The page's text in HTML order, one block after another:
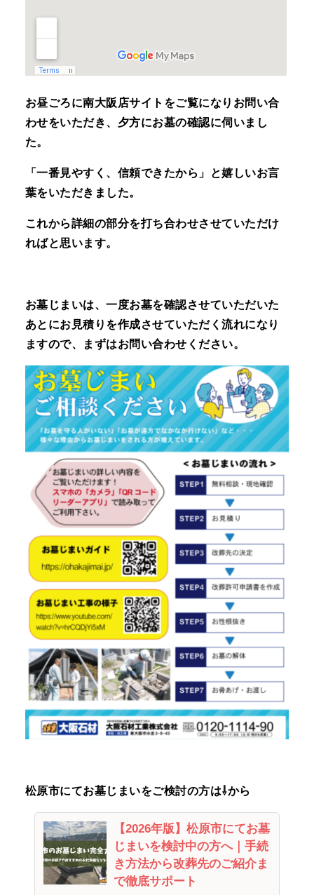
お昼ごろに南大阪店サイトをご覧になりお問い合
わせをいただき、夕方にお墓の確認に伺いまし
た。
「一番見やすく、信頼できたから」と嬉しいお言
葉をいただきました。
これから詳細の部分を打ち合わせさせていただけ
ればと思います。
お墓じまいは、一度お墓を確認させていただいた
あとにお見積りを作成させていただく流れになり
ますので、まずはお問い合わせください。
松原市にてお墓じまいをご検討の方は⇩から
【2026年版】松原市にてお墓
じまいを検討中の方へ｜手続
き方法から改葬先のご紹介ま
で徹底サポート